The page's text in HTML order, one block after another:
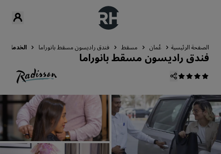
الصفحة الرئيسية عُمان مسقط فندق راديسون مسقط بانوراما الخدمات
فندق راديسون مسقط بانوراما